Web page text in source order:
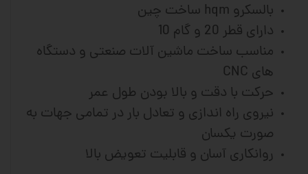
بالسکرو hqm ساخت چین
دارای قطر 20 و گام 10
مناسب ساخت ماشین آلات صنعتی و دستگاه
های CNC
حرکت با دقت و بالا بودن طول عمر
نیروی راه اندازی و تعادل بار در تمامی جهات به
صورت یکسان
روانکاری آسان و قابلیت تعویض بالا